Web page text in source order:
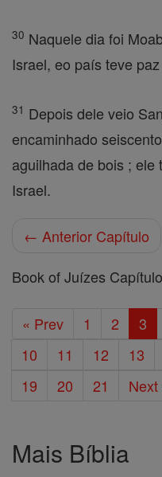
30 Naquele dia foi
Israel, eo país teve
31 Depois dele veio
encaminhado
aguilhada de bois ;
Israel.
← Anterior Capítulo
Book of Juízes
« Prev 1 2 3
10
11 12 13
19
20 21 Next
Mais Bíblia